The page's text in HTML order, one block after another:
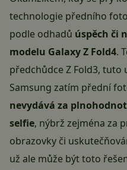
technologie předního
podle odhadů úspěch či
modelu Galaxy Z Fold4.
předchůdceZ Fold3, tuto
Samsung zatím přední
nevydává za
selfie, nýbrž zejména za
obrazovky či
už ale může být toto